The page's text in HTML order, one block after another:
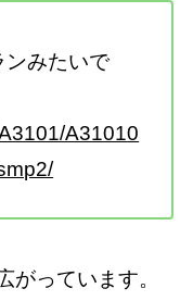
ンみたいで
A31010
がっています。